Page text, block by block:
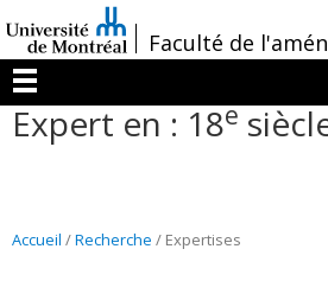
au
contenu
/Faculté de
Menu
Expert en : 18e
Accueil /Recherche / Expertises